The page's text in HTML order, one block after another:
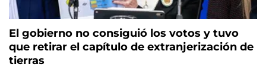
El gobierno no consiguió los votos y tuvo
que retirar el capítulo de extranjerización de
tierras